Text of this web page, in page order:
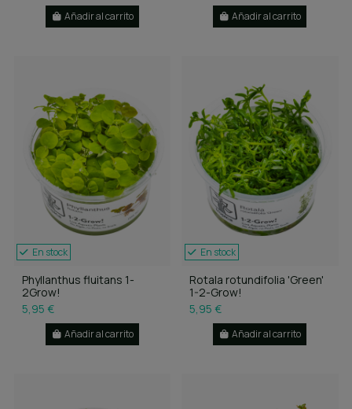
Añadir al carrito Añadir al carrito
En stock
Phyllanthus fluitans 1-
2Grow!
5,95 €
Añadir al carrito
En stock
Rotala rotundifolia 'Green'
1-2-Grow!
5,95 €
Añadir al carrito